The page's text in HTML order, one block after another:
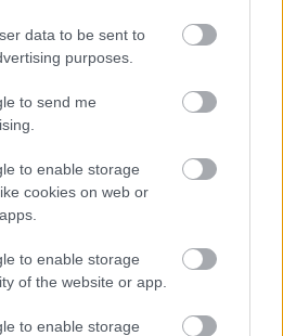
data to be sent to
purposes.
to send me
to enable storage
cookies on web or
to enable storage
of the website or app.
to enable storage
nekā veikalā:
mazgāšanas laikā tiem
jāpievieno šī garšviela